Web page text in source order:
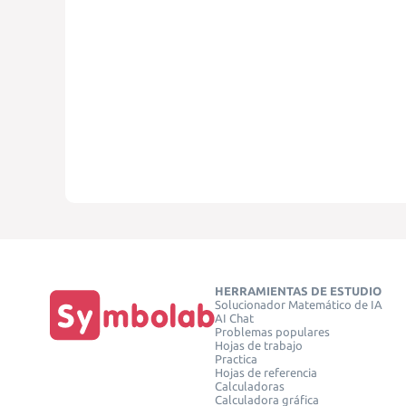
HERRAMIENTAS DE ESTUDIO
Solucionador Matemático de IA
AI Chat
Problemas populares
Hojas de trabajo
Practica
Hojas de referencia
Calculadoras
Calculadora gráfica